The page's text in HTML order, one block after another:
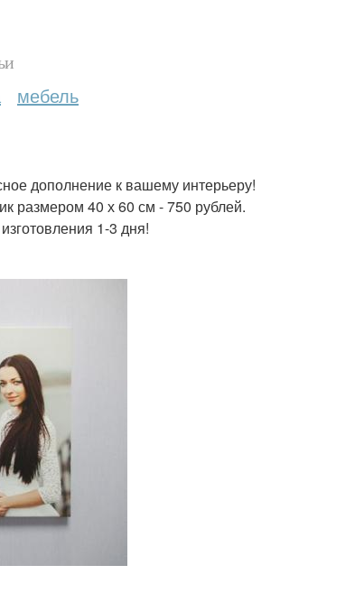
мебель
дополнение к вашему интерьеру!
размером 40 х 60 см - 750 рублей.
1-3 дня!